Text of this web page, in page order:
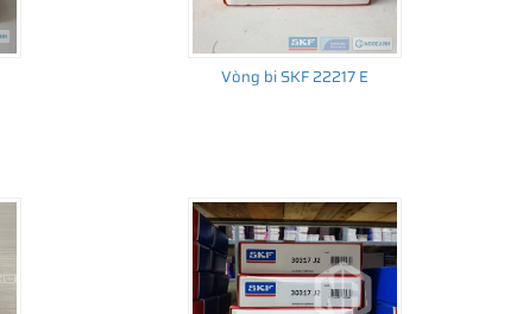
Vòng bi SKF 22217 E